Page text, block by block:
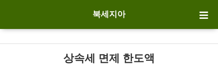
북세지아
상속세 면제 한도액